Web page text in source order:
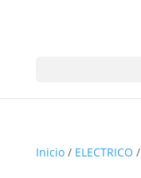
Inicio/ ELECTRICO